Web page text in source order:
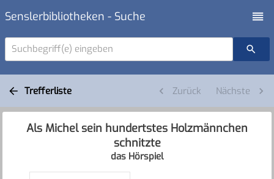
Senslerbibliotheken - Suche
Suchbegriff(e) eingeben
Trefferliste Zurück Nächste
Als Michel sein hundertstes Holzmännchen
schnitzte
das Hörspiel